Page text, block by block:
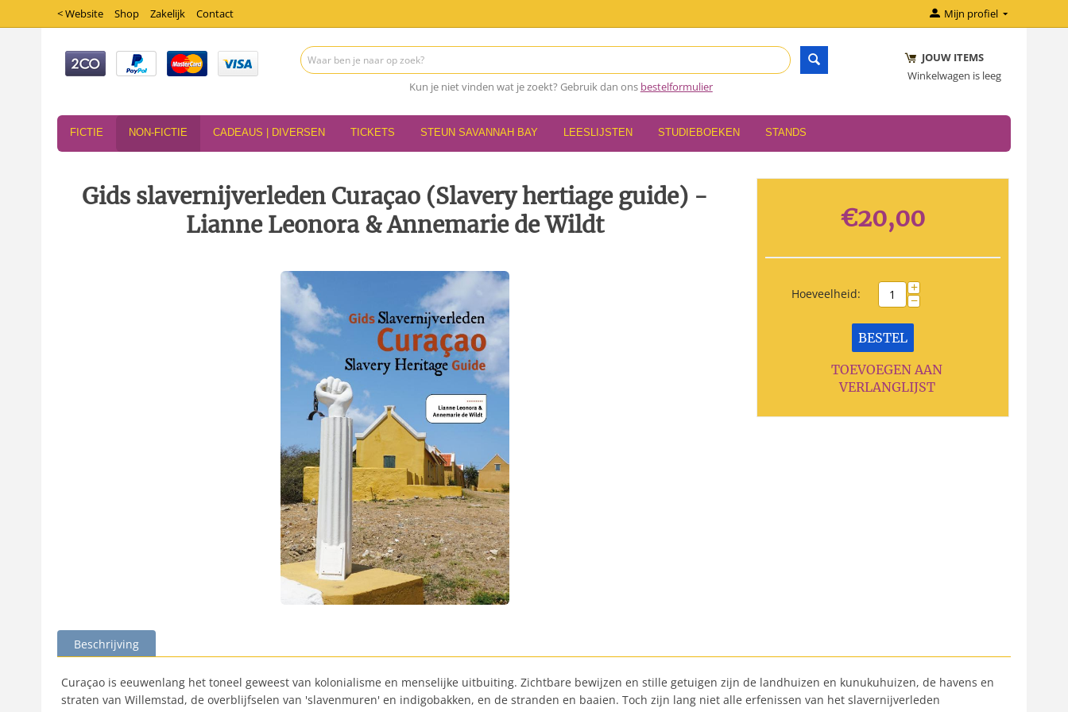
< Website Shop Zakelijk Contact Mijn profiel
Kun je niet vinden wat je zoekt? Gebruik dan ons bestelformulier
JOUW ITEMS
Winkelwagen is leeg
FICTIE NON-FICTIE CADEAUS | DIVERSEN TICKETS STEUN SAVANNAH BAY LEESLIJSTEN STUDIEBOEKEN STANDS
Gids slavernijverleden Curaçao (Slavery hertiage guide) -
Lianne Leonora & Annemarie de Wildt
€20,00
Hoeveelheid: +
−
BESTEL
TOEVOEGEN AAN
VERLANGLIJST
Beschrijving
Curaçao is eeuwenlang het toneel geweest van kolonialisme en menselijke uitbuiting. Zichtbare bewijzen en stille getuigen zijn de landhuizen en kunukuhuizen, de havens en
straten van Willemstad, de overblijfselen van 'slavenmuren' en indigobakken, en de stranden en baaien. Toch zijn lang niet alle erfenissen van het slavernijverleden